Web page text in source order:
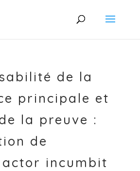
de la
principale et
la preuve :
de
actor incumbit